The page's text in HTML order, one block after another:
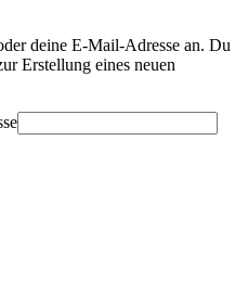
deine E-Mail-Adresse an. Du
Erstellung eines neuen